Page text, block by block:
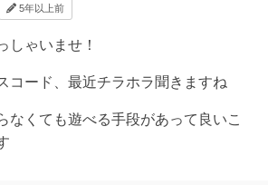
5年以上前
しゃいませ！
コード、最近チラホラ聞きますね
なくても遊べる手段があって良いこ